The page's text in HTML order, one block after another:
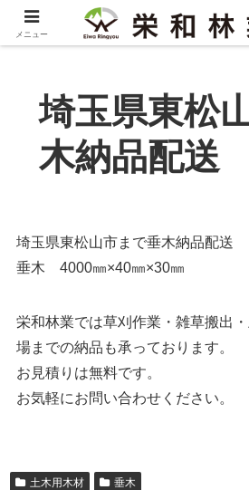
埼玉県東松
木納品配送
埼玉県東松山市まで垂木納品配送
垂木 4000㎜×40㎜×30㎜
栄和林業では草刈作業・雑草搬出
場までの納品も承っております。
お見積りは無料です。
お気軽にお問い合わせください。
土木用木材 垂木
メニュー